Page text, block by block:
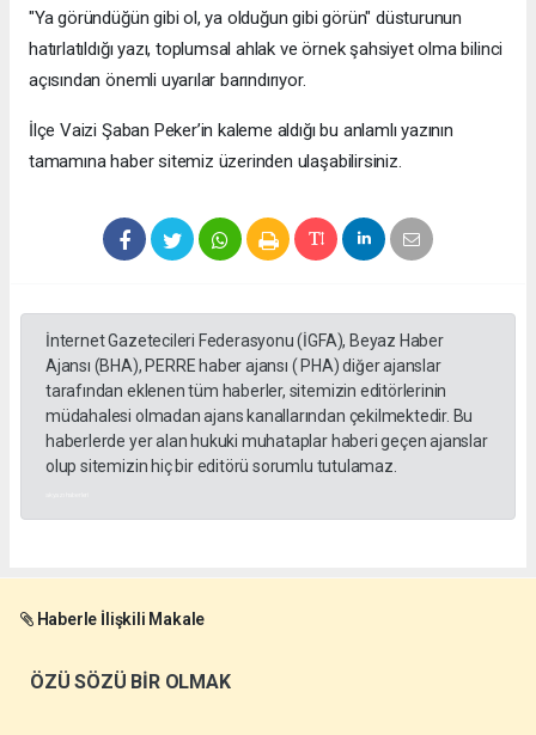
"Ya göründüğün gibi ol, ya olduğun gibi görün" düsturunun
hatırlatıldığı yazı, toplumsal ahlak ve örnek şahsiyet olma bilinci
açısından önemli uyarılar barındırıyor.
​İlçe Vaizi Şaban Peker’in kaleme aldığı bu anlamlı yazının
tamamına haber sitemiz üzerinden ulaşabilirsiniz.
İnternet Gazetecileri Federasyonu (İGFA), Beyaz Haber
Ajansı (BHA), PERRE haber ajansı ( PHA) diğer ajanslar
tarafından eklenen tüm haberler, sitemizin editörlerinin
müdahalesi olmadan ajans kanallarından çekilmektedir. Bu
haberlerde yer alan hukuki muhataplar haberi geçen ajanslar
olup sitemizin hiç bir editörü sorumlu tutulamaz.
Haberle İlişkili Makale
ÖZÜ SÖZÜ BİR OLMAK